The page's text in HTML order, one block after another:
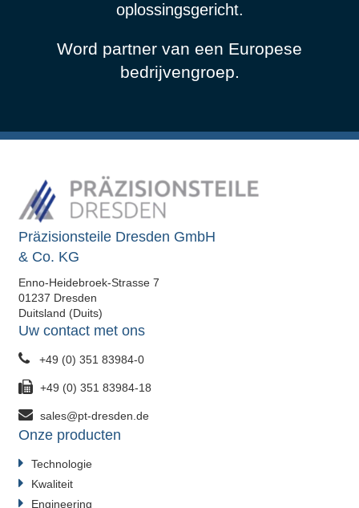
oplossingsgericht.
Word partner van een Europese
bedrijvengroep.
Präzisionsteile Dresden GmbH
& Co. KG
Enno-Heidebroek-Strasse 7
01237 Dresden
Duitsland (Duits)
Uw contact met ons
+49 (0) 351 83984-0
+49 (0) 351 83984-18
sales@pt-dresden.de
Onze producten
Technologie
Kwaliteit
Engineering